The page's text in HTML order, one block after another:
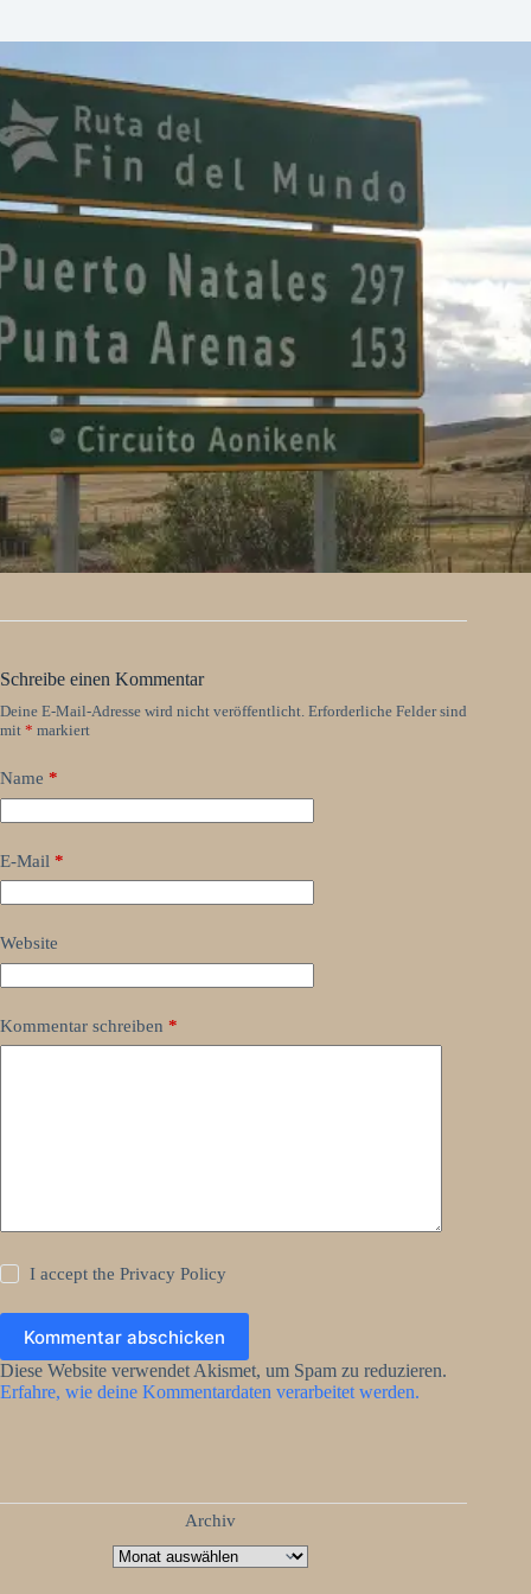
Schreibe einen Kommentar
Deine E-Mail-Adresse wird nicht veröffentlicht. Erforderliche Felder sind
mit * markiert
Name *
E-Mail *
Website
Kommentar schreiben *
I accept thePrivacy Policy
Kommentar abschicken
Diese Website verwendet Akismet, um Spam zu reduzieren.
Erfahre, wie deine Kommentardaten verarbeitet werden.
Archiv